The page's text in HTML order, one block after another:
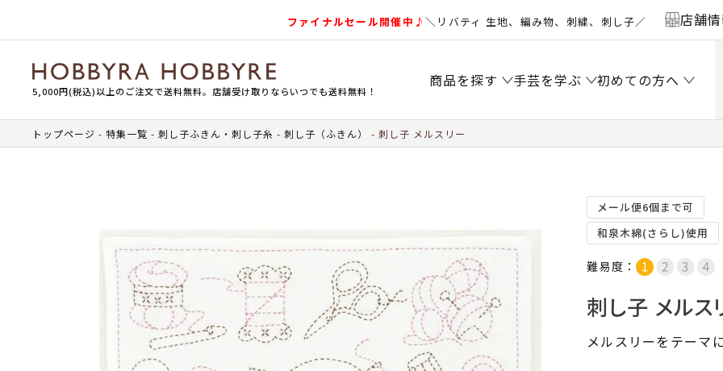
ファイナルセール開催中♪＼リバティ 生地、編み物、刺繍、刺し子／ 店舗
5,000円(税込)以上のご注文で送料無料。店舗受け取りならいつでも送料無料！
商品を探す 手芸を学ぶ 初めての方へ
トップページ 特集一覧 刺し子ふきん・刺し子糸 刺し子（ふきん） 刺し子 メルスリー
メール便6個まで可
和泉木綿(さらし)使用
難易度：
刺し子 メルス
メルスリーをテーマ